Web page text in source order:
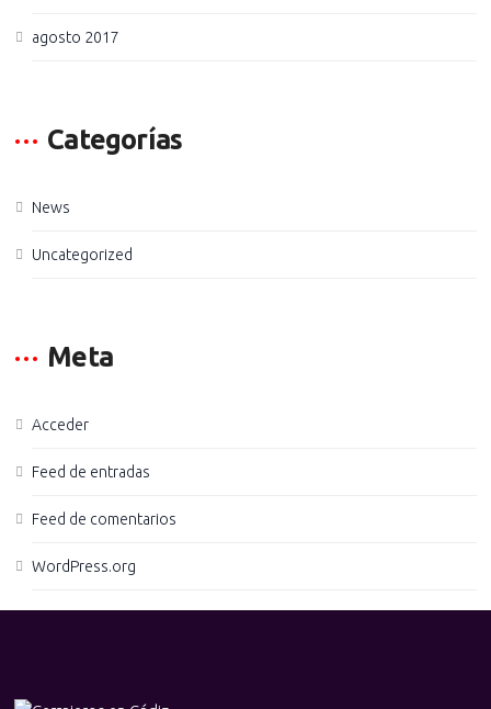
agosto 2017
Categorías
News
Uncategorized
Meta
Acceder
Feed de entradas
Feed de comentarios
WordPress.org